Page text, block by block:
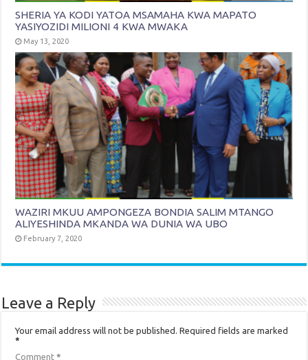
SHERIA YA KODI YATOA MSAMAHA KWA MAPATO
YASIYOZIDI MILIONI 4 KWA MWAKA
May 13, 2020
WAZIRI MKUU AMPONGEZA BONDIA SALIM MTANGO
ALIYESHINDA MKANDA WA DUNIA WA UBO
February 7, 2020
Leave a Reply
Your email address will not be published. Required fields are marked
*
Comment*